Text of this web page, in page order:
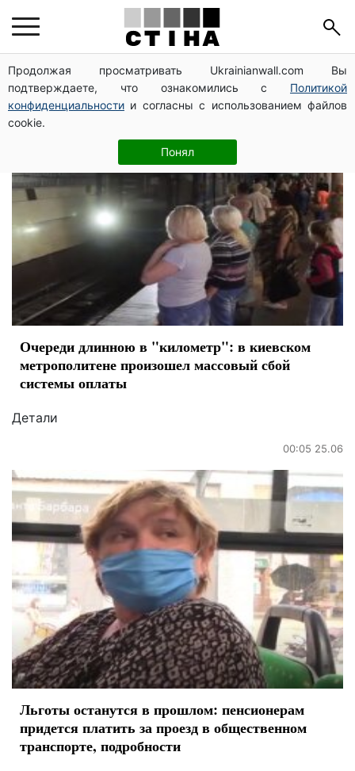
Продолжая просматривать Ukrainianwall.com Вы
подтверждаете, что ознакомились с Политикой
конфиденциальности и согласны с использованием файлов
cookie.
Понял
цена на проезд
Очереди длинною в "километр": в киевском
метрополитене произошел массовый сбой
системы оплаты
Детали
00:05 25.06
Льготы останутся в прошлом: пенсионерам
придется платить за проезд в общественном
транспорте, подробности